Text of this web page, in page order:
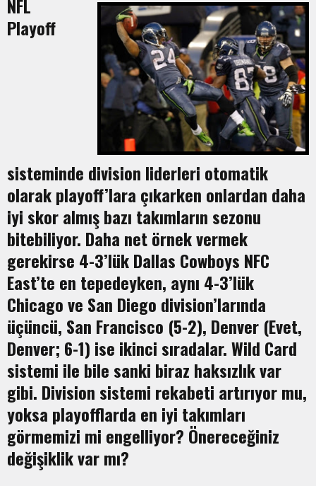
NFL
Playoff
sisteminde division liderleri otomatik
olarak playoff’lara çıkarken onlardan daha
iyi skor almış bazı takımların sezonu
bitebiliyor. Daha net örnek vermek
gerekirse 4-3’lük Dallas Cowboys NFC
East’te en tepedeyken, aynı 4-3’lük
Chicago ve San Diego division’larında
üçüncü, San Francisco (5-2), Denver (Evet,
Denver; 6-1) ise ikinci sıradalar. Wild Card
sistemi ile bile sanki biraz haksızlık var
gibi. Division sistemi rekabeti artırıyor mu,
yoksa playofflarda en iyi takımları
görmemizi mi engelliyor? Önereceğiniz
değişiklik var mı?